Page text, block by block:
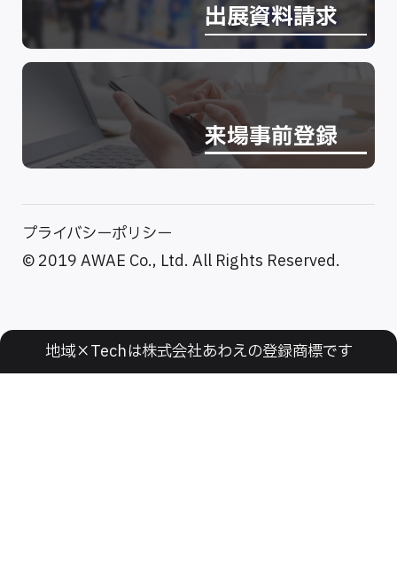
出展資料請求
来場事前登録
プライバシーポリシー
© 2019 AWAE Co., Ltd. All Rights Reserved.
地域×Techは株式会社あわえの登録商標です